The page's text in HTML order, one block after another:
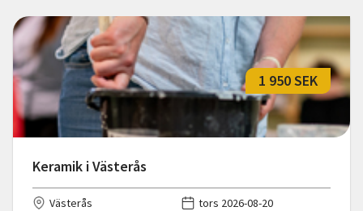
Keramik i Västerås
1 950 SEK
Västerås
tors 2026-08-20